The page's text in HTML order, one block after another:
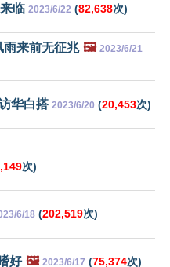
临 2023/6/22 (82,638次)
雨来前无征兆 🖼️ 2023/6/21
华白搭 2023/6/20 (20,453次)
次)
6/18 (202,519次)
好 🖼️ 2023/6/17 (75,374次)